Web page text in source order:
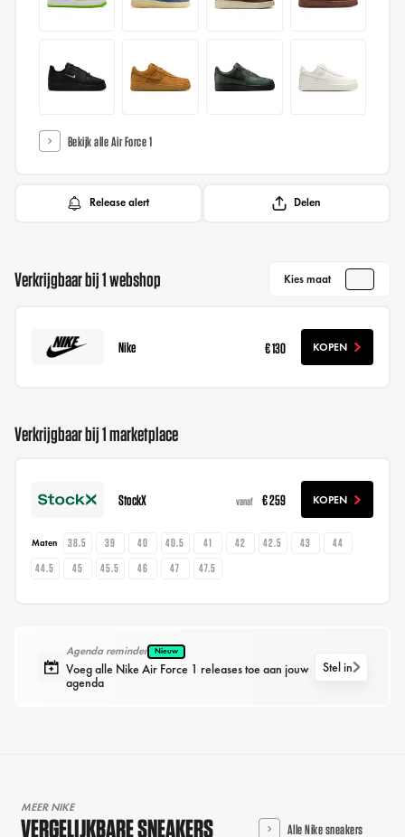
Bekijk alle Air Force 1
Release alert Delen
Verkrijgbaar bij 1 webshop Kies maat
Nike € 130 KOPEN
Verkrijgbaar bij 1 marketplace
StockX vanaf € 259 KOPEN
Maten 38.5 39 40 40.5 41 42 42.5 43
44
44.5
45 45.5 46 47 47.5
Agenda reminder Nieuw
Voeg alle Nike Air Force 1 releases toe aan jouw
agenda
Stel in
MEER NIKE
VERGELIJKBARE SNEAKERS Alle Nike sneakers